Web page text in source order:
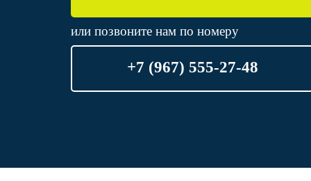
или позвоните нам по номеру
+7 (967) 555-27-48